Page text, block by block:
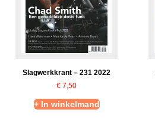
Slagwerkkrant – 231 2022
€ 7,50
+ In winkelmand